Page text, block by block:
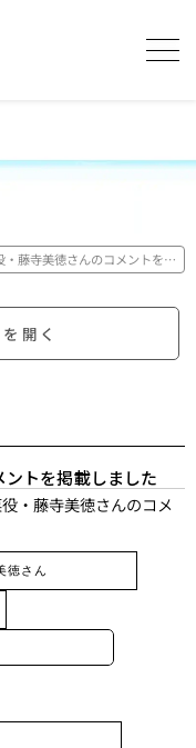
・藤寺美徳さんのコメントを掲
載しました
開く
トを掲載しました
・藤寺美徳さんのコメ
徳さん